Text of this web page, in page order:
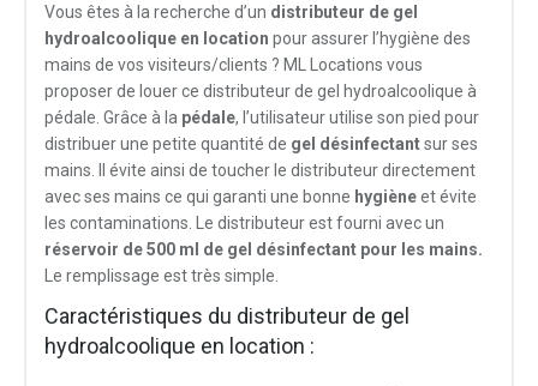
Vous êtes à la recherche d’un distributeur de gel
hydroalcoolique en location pour assurer l’hygiène des
mains de vos visiteurs/clients ? ML Locations vous
proposer de louer ce distributeur de gel hydroalcoolique à
pédale. Grâce à la pédale, l’utilisateur utilise son pied pour
distribuer une petite quantité de gel désinfectantsur ses
mains. Il évite ainsi de toucher le distributeur directement
avec ses mains ce qui garanti une bonne hygièneet évite
les contaminations. Le distributeur est fourni avec un
réservoir de 500 ml de gel désinfectant pour les mains.
Le remplissage est très simple.
Caractéristiques du distributeur de gel
hydroalcoolique en location :